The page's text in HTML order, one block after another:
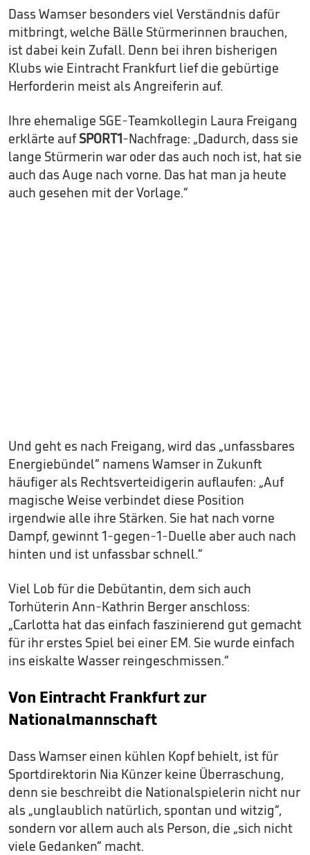
Dass Wamser besonders viel Verständnis dafür
mitbringt, welche Bälle Stürmerinnen brauchen,
ist dabei kein Zufall. Denn bei ihren bisherigen
Klubs wie Eintracht Frankfurt lief die gebürtige
Herforderin meist als Angreiferin auf.
Ihre ehemalige SGE-Teamkollegin Laura Freigang
erklärte aufSPORT1-Nachfrage: „Dadurch, dass sie
lange Stürmerin war oder das auch noch ist, hat sie
auch das Auge nach vorne. Das hat man ja heute
auch gesehen mit der Vorlage.“
Und geht es nach Freigang, wird das „unfassbares
Energiebündel“ namens Wamser in Zukunft
häufiger als Rechtsverteidigerin auflaufen: „Auf
magische Weise verbindet diese Position
irgendwie alle ihre Stärken. Sie hat nach vorne
Dampf, gewinnt 1-gegen-1-Duelle aber auch nach
hinten und ist unfassbar schnell.“
Viel Lob für die Debütantin, dem sich auch
Torhüterin Ann-Kathrin Berger anschloss:
„Carlotta hat das einfach faszinierend gut gemacht
für ihr erstes Spiel bei einer EM. Sie wurde einfach
ins eiskalte Wasser reingeschmissen.“
Von Eintracht Frankfurt zur
Nationalmannschaft
Dass Wamser einen kühlen Kopf behielt, ist für
Sportdirektorin Nia Künzer keine Überraschung,
denn sie beschreibt die Nationalspielerin nicht nur
als „unglaublich natürlich, spontan und witzig“,
sondern vor allem auch als Person, die „sich nicht
viele Gedanken“ macht.